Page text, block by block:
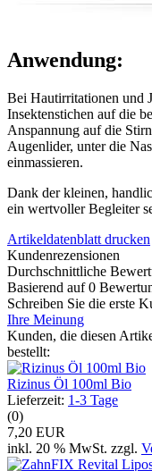
Anwendung:
Bei Hautirritationen und
Insektenstichen auf die
Anspannung auf die
Augenlider, unter die
einmassieren.
Dank der kleinen,
ein wertvoller Begleiter
Artikeldatenblatt drucken
Kundenrezensionen
Durchschnittliche
Basierend auf 0
Schreiben Sie die erste
Ihre Meinung
Kunden, die diesen
bestellt:
Rizinus Öl 100ml Bio
Lieferzeit: 1-3 Tage
(0)
7,20 EUR
inkl. 20 % MwSt. zzgl.